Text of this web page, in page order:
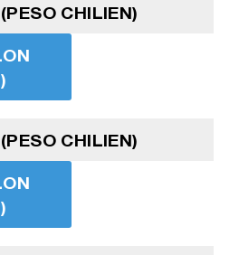
CHILIEN)
CHILIEN)